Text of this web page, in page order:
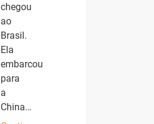
chegou
ao
Brasil.
Ela
embarcou
para
a
China…